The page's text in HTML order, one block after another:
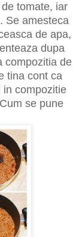
tomate, iar
Se amesteca
de apa,
dupa
compozitia de
tina cont ca
in compozitie
Cum se pune